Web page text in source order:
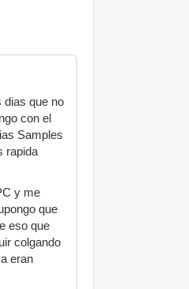
dias que no
con el
Samples
rapida
y me
que
eso que
colgando
eran